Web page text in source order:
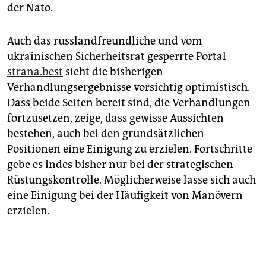
der Nato.
Auch das russlandfreundliche und vom
ukrainischen Sicherheitsrat gesperrte Portal
strana.best sieht die bisherigen
Verhandlungsergebnisse vorsichtig optimistisch.
Dass beide Seiten bereit sind, die Verhandlungen
fortzusetzen, zeige, dass gewisse Aussichten
bestehen, auch bei den grundsätzlichen
Positionen eine Einigung zu erzielen. Fortschritte
gebe es indes bisher nur bei der strategischen
Rüstungskontrolle. Möglicherweise lasse sich auch
eine Einigung bei der Häufigkeit von Manövern
erzielen.